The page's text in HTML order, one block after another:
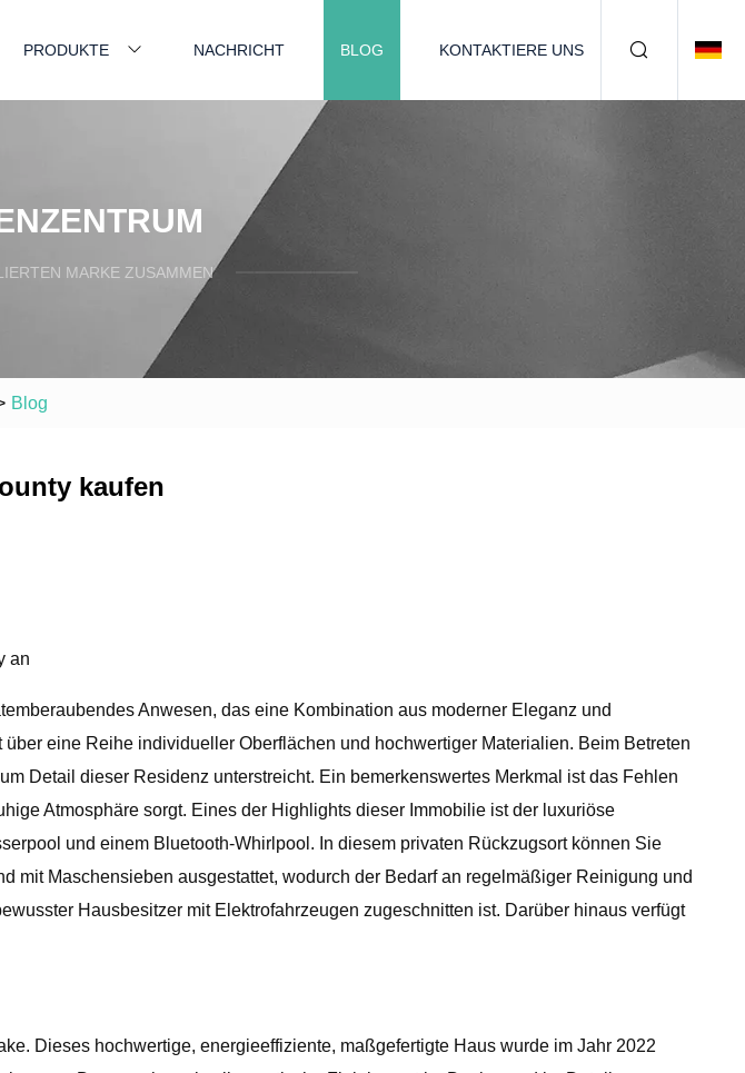
PRODUKTE NACHRICHT BLOG KONTAKTIERE UNS
MARKE ZUSAMMEN
Blog
kaufen
an
Anwesen, das eine Kombination aus moderner Eleganz und
eine Reihe individueller Oberflächen und hochwertiger Materialien. Beim Betreten
Detail dieser Residenz unterstreicht. Ein bemerkenswertes Merkmal ist das Fehlen
Atmosphäre sorgt. Eines der Highlights dieser Immobilie ist der luxuriöse
und einem Bluetooth-Whirlpool. In diesem privaten Rückzugsort können Sie
Maschensieben ausgestattet, wodurch der Bedarf an regelmäßiger Reinigung und
Hausbesitzer mit Elektrofahrzeugen zugeschnitten ist. Darüber hinaus verfügt
Dieses hochwertige, energieeffiziente, maßgefertigte Haus wurde im Jahr 2022